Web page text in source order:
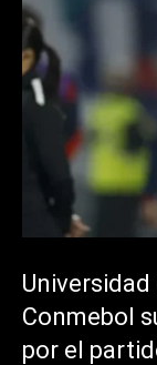
Conmebol
por el